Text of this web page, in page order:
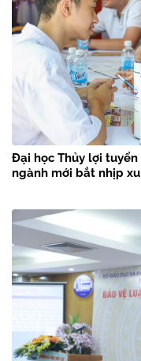
Đại học Thủy lợi tuyển
ngành mới bắt nhịp